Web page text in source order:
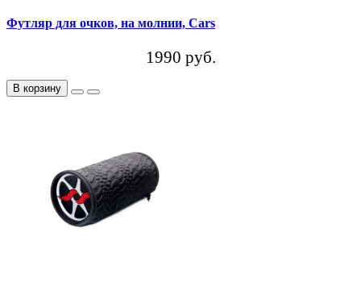
Футляр для очков, на молнии, Cars
1990 руб.
В корзину